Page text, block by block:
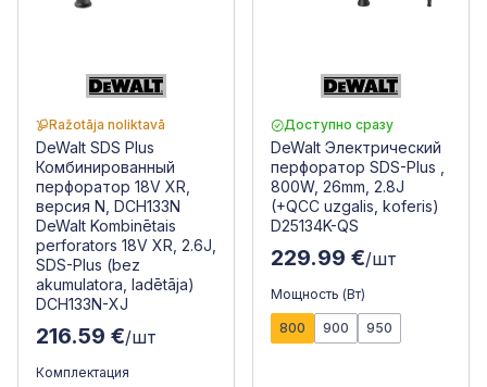
Ražotāja noliktavā
DeWalt SDS Plus
Комбинированный
перфоратор 18V XR,
версия N, DCH133N
DeWalt Kombinētais
perforators 18V XR, 2.6J,
SDS-Plus (bez
akumulatora, ladētāja)
DCH133N-XJ
216.59 €/шт
Комплектация
Доступно сразу
DeWalt Электрический
перфоратор SDS-Plus ,
800W, 26mm, 2.8J
(+QCC uzgalis, koferis)
D25134K-QS
229.99 €/шт
Мощность (Вт)
800 900 950